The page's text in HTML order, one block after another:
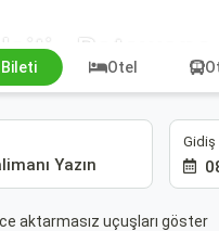
- Botswana
Otel
Gidiş
aktarmasız uçuşları göster